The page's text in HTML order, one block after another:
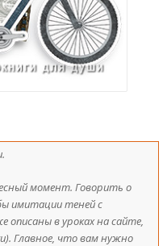
момент. Говорить о
имитации теней с
в уроках на сайте,
Главное, что вам нужно